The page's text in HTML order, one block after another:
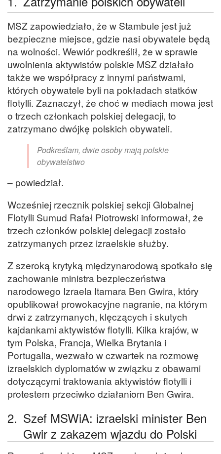
MSZ zapowiedziało, że w Stambule jest już
bezpieczne miejsce, gdzie nasi obywatele będą
na wolności. Wewiór podkreślił, że w sprawie
uwolnienia aktywistów polskie MSZ działało
także we współpracy z innymi państwami,
których obywatele byli na pokładach statków
flotylli. Zaznaczył, że choć w mediach mowa jest
o trzech członkach polskiej delegacji, to
zatrzymano dwójkę polskich obywateli.
Podkreślam, dwie osoby mają polskie
obywatelstwo
– powiedział.
Wcześniej rzecznik polskiej sekcji Globalnej
Flotylli Sumud Rafał Piotrowski informował, że
trzech członków polskiej delegacji zostało
zatrzymanych przez izraelskie służby.
Z szeroką krytyką międzynarodową spotkało się
zachowanie ministra bezpieczeństwa
narodowego Izraela Itamara Ben Gwira, który
opublikował prowokacyjne nagranie, na którym
drwi z zatrzymanych, klęczących i skutych
kajdankami aktywistów flotylli. Kilka krajów, w
tym Polska, Francja, Wielka Brytania i
Portugalia, wezwało w czwartek na rozmowę
izraelskich dyplomatów w związku z obawami
dotyczącymi traktowania aktywistów flotylli i
protestem przeciwko działaniom Ben Gwira.
2. Szef MSWiA: izraelski minister Ben
Gwir z zakazem wjazdu do Polski